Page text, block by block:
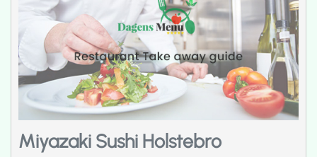
Miyazaki Sushi Holstebro